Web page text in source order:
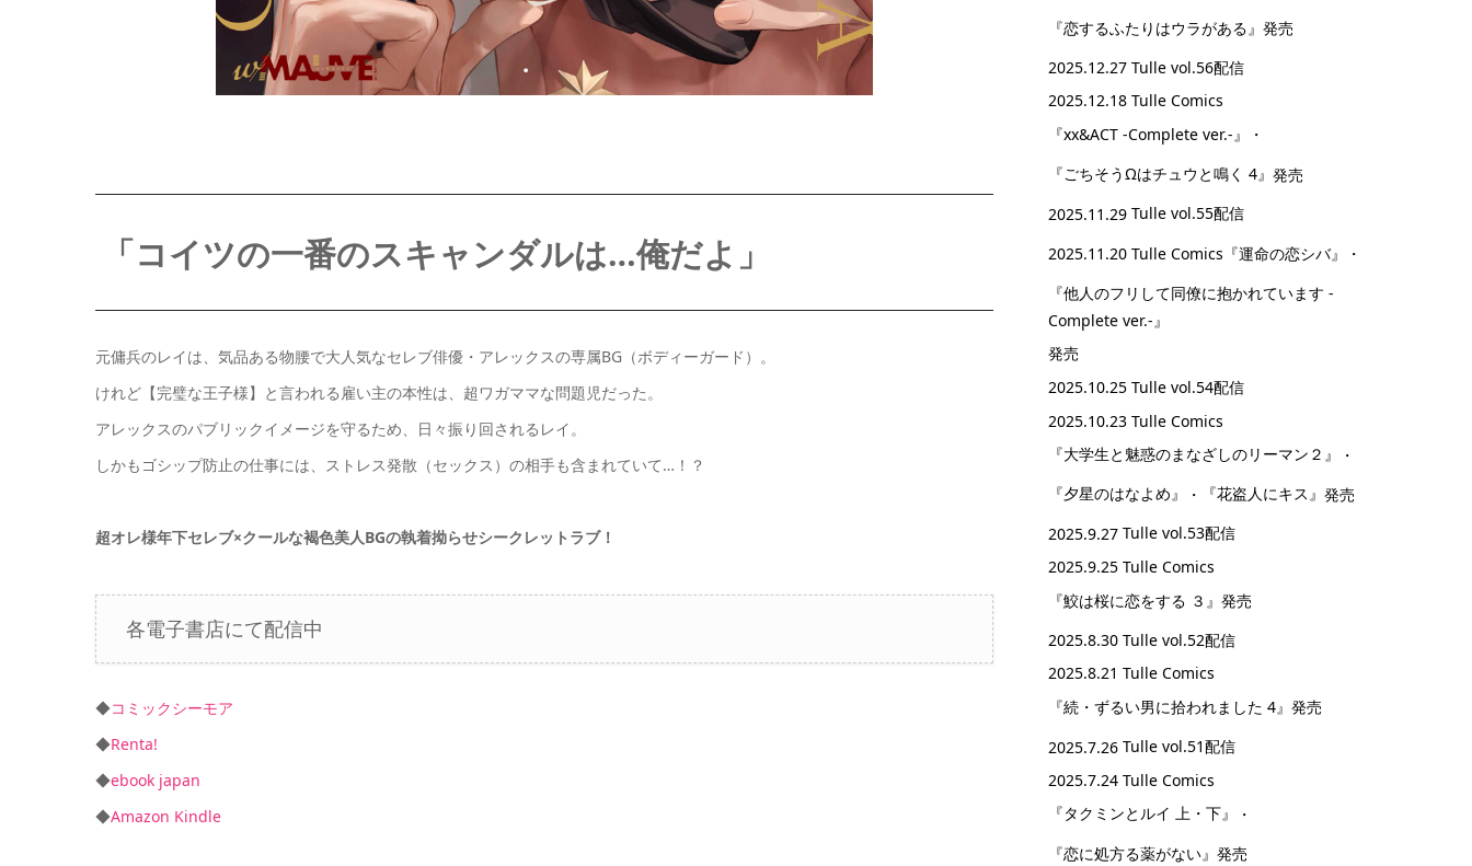
「コイツの一番のスキャンダルは…俺だよ」
元傭兵のレイは、気品ある物腰で大人気なセレブ俳優・アレックスの専属BG（ボディーガード）。
けれど【完璧な王子様】と言われる雇い主の本性は、超ワガママな問題児だった。
アレックスのパブリックイメージを守るため、日々振り回されるレイ。
しかもゴシップ防止の仕事には、ストレス発散（セックス）の相手も含まれていて…！？
超オレ様年下セレブ×クールな褐色美人BGの執着拗らせシークレットラブ！
各電子書店にて配信中
◆コミックシーモア
◆Renta!
◆ebook japan
◆Amazon Kindle
『恋するふたりはウラがある』 発売
2025.12.27 Tulle vol.56配信
2025.12.18 Tulle Comics
『xx&ACT -Complete ver.-』
・
『ごちそうΩはチュウと鳴く 4』 発売
2025.11.29 Tulle vol.55配信
2025.11.20 Tulle Comics 『運命の恋シバ』
・
『他人のフリして同僚に抱かれています -
Complete ver.-』
発売
2025.10.25 Tulle vol.54配信
2025.10.23 Tulle Comics
『大学生と魅惑のまなざしのリーマン２』
・
『夕星のはなよめ』
・ 『花盗人にキス』 発売
2025.9.27 Tulle vol.53配信
2025.9.25 Tulle Comics
『鮫は桜に恋をする ３』 発売
2025.8.30 Tulle vol.52配信
2025.8.21 Tulle Comics
『続・ずるい男に拾われました 4』 発売
2025.7.26 Tulle vol.51配信
2025.7.24 Tulle Comics
『タクミンとルイ 上・下』
・
『恋に処方る薬がない』 発売